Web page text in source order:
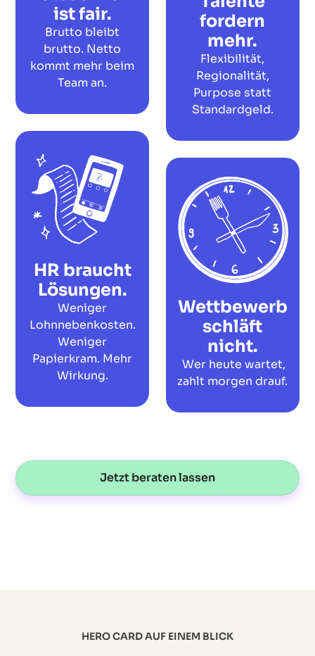
ist fair.
Brutto bleibt
brutto. Netto
kommt mehr beim
Team an.
HR braucht
Lösungen.
Weniger
Lohnnebenkosten.
Weniger
Papierkram. Mehr
Wirkung.
fordern
mehr.
Flexibilität,
Regionalität,
Purpose statt
Standardgeld.
Wettbewerb
schläft
nicht.
Wer heute wartet,
zahlt morgen drauf.
Jetzt beraten lassen
HERO CARD AUF EINEM BLICK